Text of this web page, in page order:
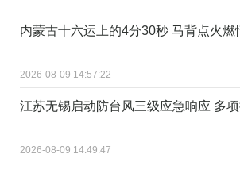
内蒙古十六运上的4分30秒 马背点火燃
2026-08-09 14:57:22
江苏无锡启动防台风三级应急响应 多
2026-08-09 14:49:47